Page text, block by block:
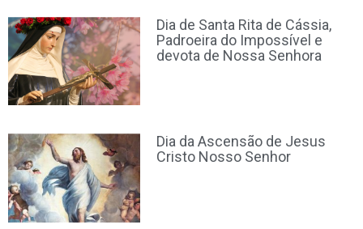
Dia de Santa Rita de Cássia,
Padroeira do Impossível e
devota de Nossa Senhora
Dia da Ascensão de Jesus
Cristo Nosso Senhor